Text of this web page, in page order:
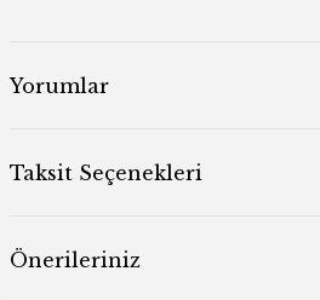
Yorumlar
Taksit Seçenekleri
Önerileriniz